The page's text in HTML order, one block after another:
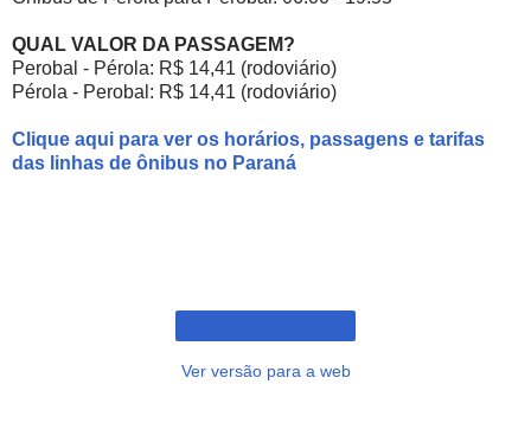
QUAL VALOR DA PASSAGEM?
Perobal - Pérola: R$ 14,41 (rodoviário)
Pérola - Perobal: R$ 14,41 (rodoviário)
Clique aqui para ver os horários, passagens e tarifas
das linhas de ônibus no Paraná
Ver versão para a web